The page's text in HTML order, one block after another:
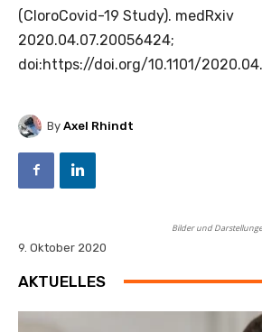
(CloroCovid-19 Study). medRxiv
2020.04.07.20056424;
doi:https://doi.org/10.1101/
By Axel Rhindt
Bilder und
9. Oktober 2020
AKTUELLES